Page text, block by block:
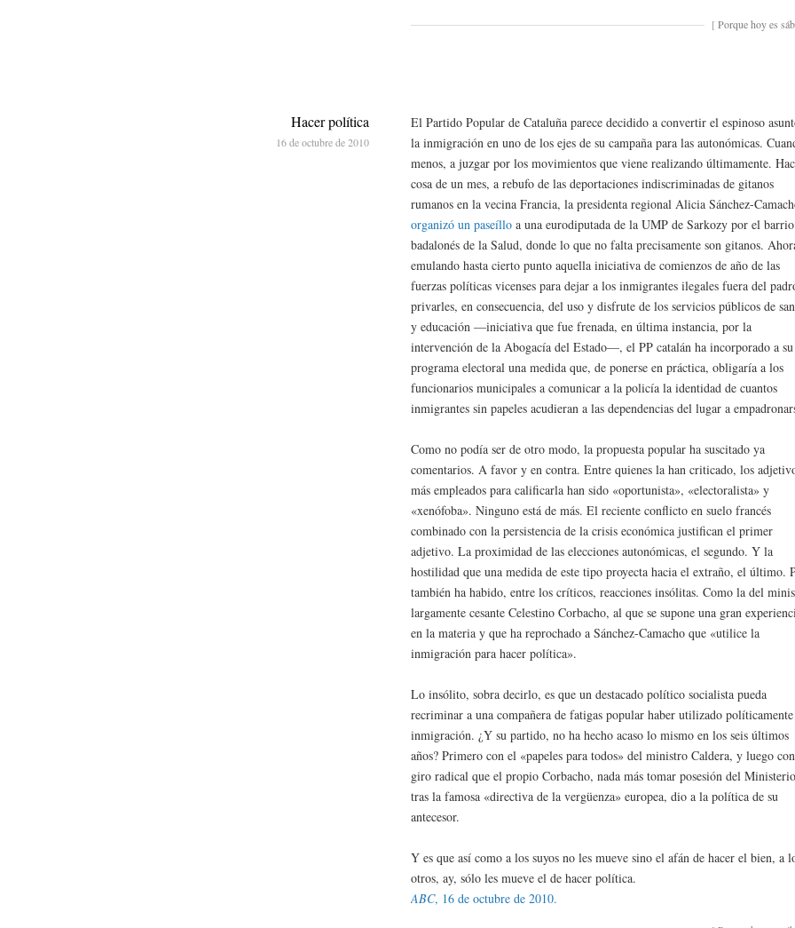
[Porque hoy es
El Partido Popular de Cataluña parece decidido a convertir el espinoso
la inmigración en uno de los ejes de su campaña para las autonómicas.
menos, a juzgar por los movimientos que viene realizando últimamente.
cosa de un mes, a rebufo de las deportaciones indiscriminadas de gitanos
rumanos en la vecina Francia, la presidenta regional Alicia Sánchez-
organizó un paseíllo a una eurodiputada de la UMP de Sarkozy por el barrio
badalonés de la Salud, donde lo que no falta precisamente son gitanos.
emulando hasta cierto punto aquella iniciativa de comienzos de año de las
fuerzas políticas vicenses para dejar a los inmigrantes ilegales fuera del
privarles, en consecuencia, del uso y disfrute de los servicios públicos de
y educación —iniciativa que fue frenada, en última instancia, por la
intervención de la Abogacía del Estado—, el PP catalán ha incorporado a su
programa electoral una medida que, de ponerse en práctica, obligaría a los
funcionarios municipales a comunicar a la policía la identidad de cuantos
inmigrantes sin papeles acudieran a las dependencias del lugar a
Como no podía ser de otro modo, la propuesta popular ha suscitado ya
comentarios. A favor y en contra. Entre quienes la han criticado, los
más empleados para calificarla han sido «oportunista», «electoralista» y
«xenófoba». Ninguno está de más. El reciente conflicto en suelo francés
combinado con la persistencia de la crisis económica justifican el primer
adjetivo. La proximidad de las elecciones autonómicas, el segundo. Y la
hostilidad que una medida de este tipo proyecta hacia el extraño, el último.
también ha habido, entre los críticos, reacciones insólitas. Como la del
largamente cesante Celestino Corbacho, al que se supone una gran
en la materia y que ha reprochado a Sánchez-Camacho que «utilice la
inmigración para hacer política».
Lo insólito, sobra decirlo, es que un destacado político socialista pueda
recriminar a una compañera de fatigas popular haber utilizado
inmigración. ¿Y su partido, no ha hecho acaso lo mismo en los seis últimos
años? Primero con el «papeles para todos» del ministro Caldera, y luego
giro radical que el propio Corbacho, nada más tomar posesión del
tras la famosa «directiva de la vergüenza» europea, dio a la política de su
antecesor.
Y es que así como a los suyos no les mueve sino el afán de hacer el bien, a
otros, ay, sólo les mueve el de hacer política.
ABC, 16 de octubre de 2010.
Hacer política
16 de octubre de 2010